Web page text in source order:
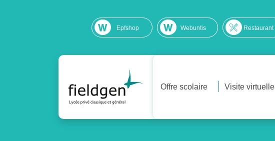
Epfshop Webuntis Restaurant
Offre scolaire Visite virtuelle